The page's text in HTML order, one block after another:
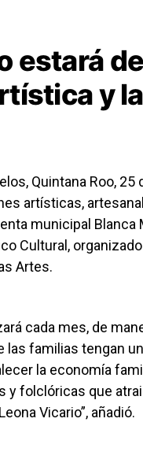
estará
y
Quintana Roo,
artísticas,
municipal Blanca
Cultural,
Artes.
cada mes, de
las familias tengan
la economía
y folclóricas que
Vicario”, añadió.